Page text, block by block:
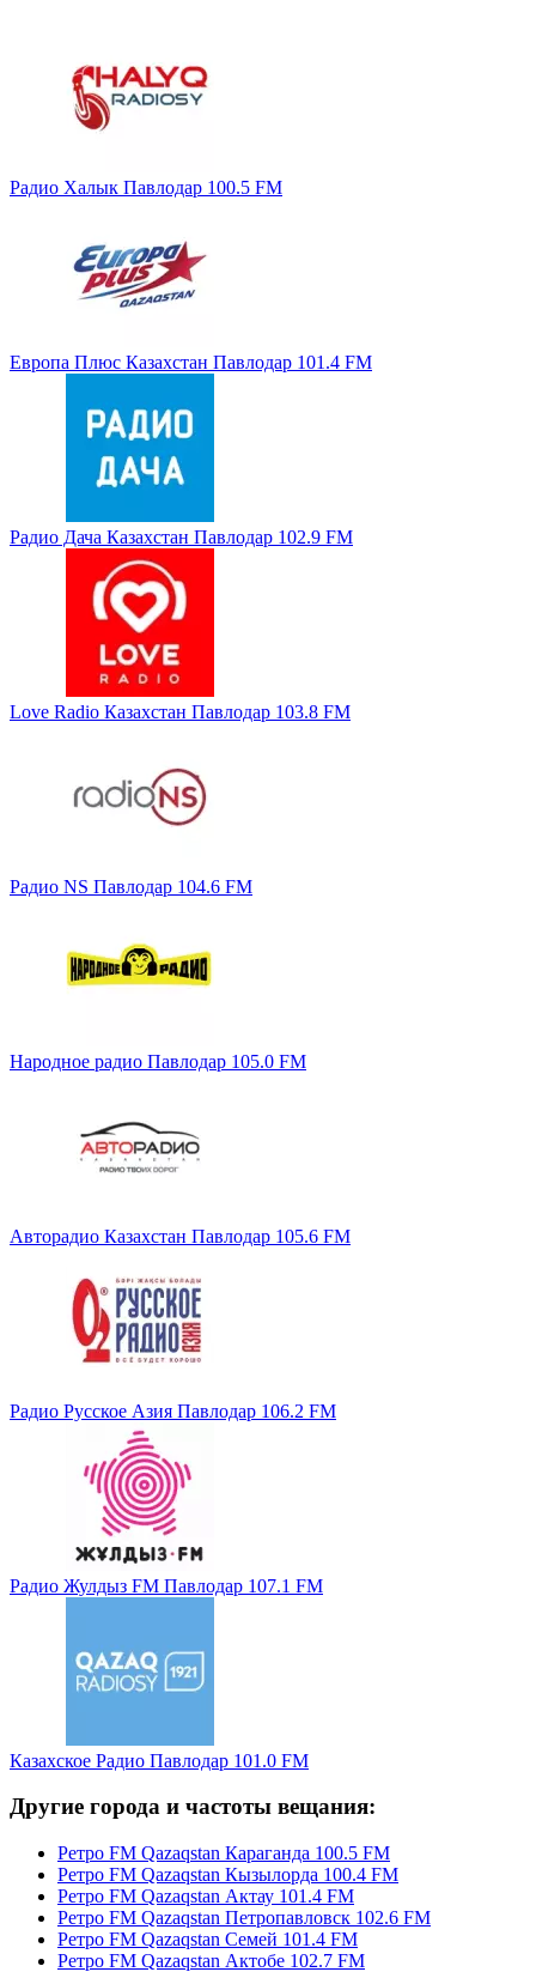
Радио Халык Павлодар 100.5 FM
Европа Плюс Казахстан Павлодар 101.4 FM
Радио Дача Казахстан Павлодар 102.9 FM
Love Radio Казахстан Павлодар 103.8 FM
Радио NS Павлодар 104.6 FM
Народное радио Павлодар 105.0 FM
Авторадио Казахстан Павлодар 105.6 FM
Радио Русское Азия Павлодар 106.2 FM
Радио Жулдыз FM Павлодар 107.1 FM
Казахское Радио Павлодар 101.0 FM
Другие города и частоты вещания:
Ретро FM Qazaqstan Караганда 100.5 FM
Ретро FM Qazaqstan Кызылорда 100.4 FM
Ретро FM Qazaqstan Актау 101.4 FM
Ретро FM Qazaqstan Петропавловск 102.6 FM
Ретро FM Qazaqstan Семей 101.4 FM
Ретро FM Qazaqstan Актобе 102.7 FM